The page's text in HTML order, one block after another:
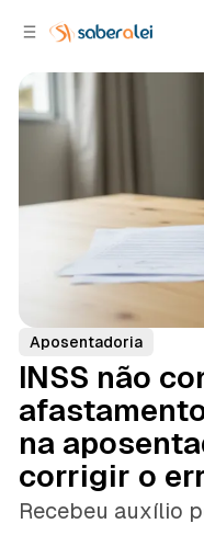
Aposentadoria
INSS não
na
corrigir o
Recebeu auxílio